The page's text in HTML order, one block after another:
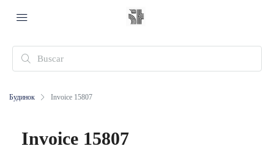
Будинок Invoice 15807
Invoice 15807